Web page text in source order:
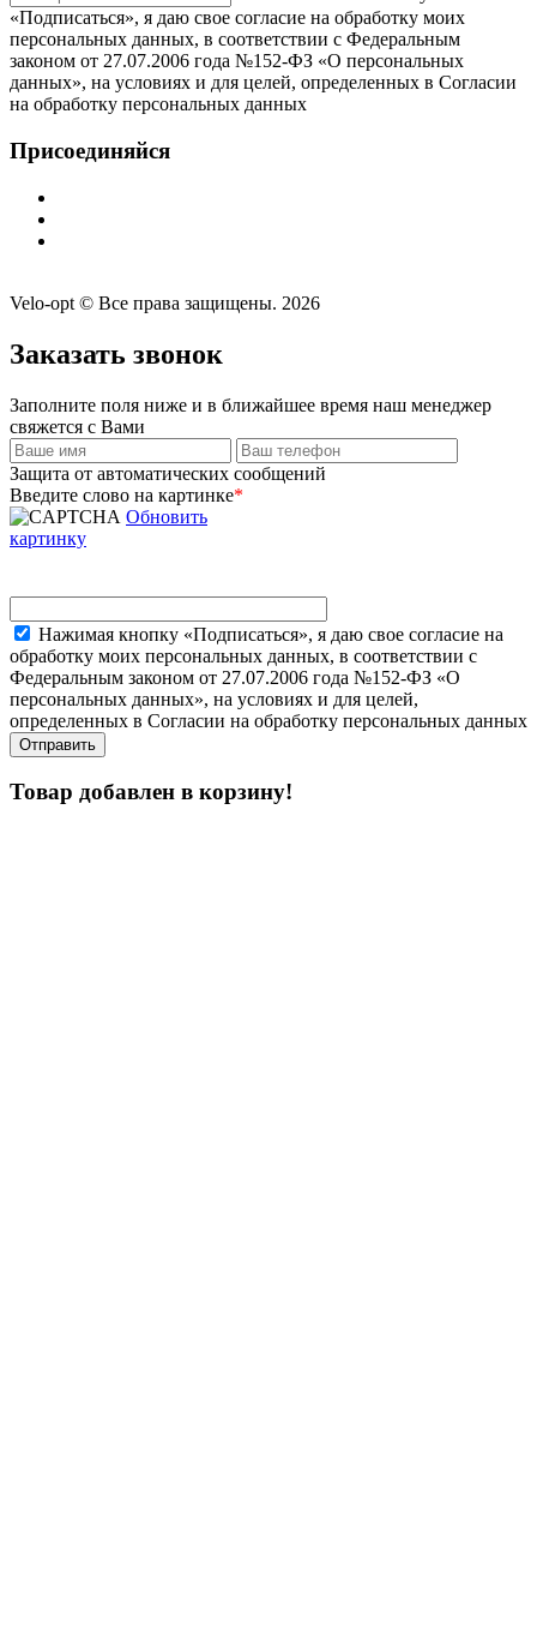
«Подписаться», я даю свое согласие на обработку моих
персональных данных, в соответствии с Федеральным
законом от 27.07.2006 года №152-ФЗ «О персональных
данных», на условиях и для целей, определенных в Согласии
на обработку персональных данных
Присоединяйся
Velo-opt © Все права защищены. 2026
Заказать звонок
Заполните поля ниже и в ближайшее время наш менеджер
свяжется с Вами
Защита от автоматических сообщений
Введите слово на картинке*
Обновить
картинку
Нажимая кнопку «Подписаться», я даю свое согласие на
обработку моих персональных данных, в соответствии с
Федеральным законом от 27.07.2006 года №152-ФЗ «О
персональных данных», на условиях и для целей,
определенных в Согласии на обработку персональных данных
Товар добавлен в корзину!